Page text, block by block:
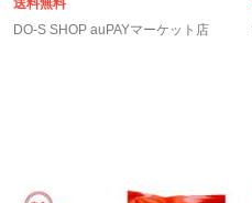
送料無料
DO-S SHOP auPAYマーケット店